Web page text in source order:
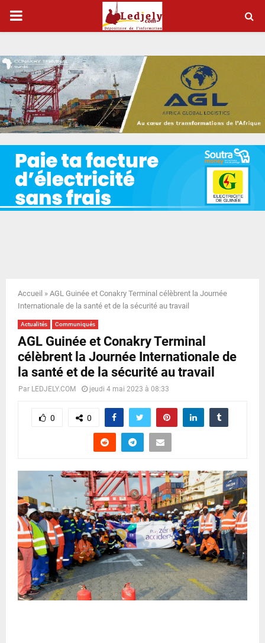
P
I
M
A
R
Y
N
Accueil » AGL Guinée et Conakry Terminal célèbrent la Journée
Internationale de la santé et de la sécurité au travail
Actualités Communiqués
AGL Guinée et Conakry Terminal
célèbrent la Journée Internationale de
la santé et de la sécurité au travail
Par LEDJELY.COM jeudi 4 mai 2023 à 08:33
0 0